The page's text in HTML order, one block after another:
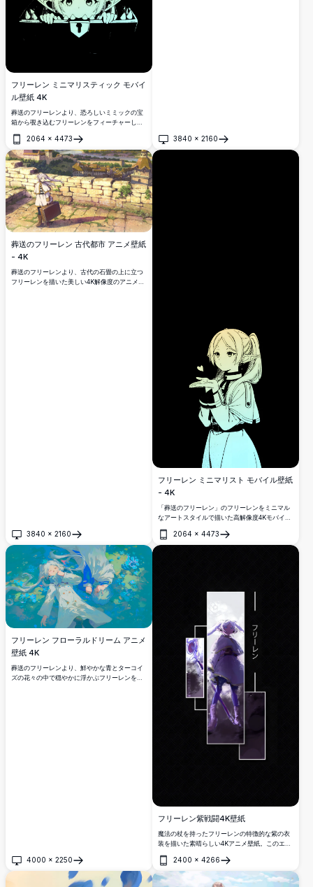
フリーレン ミニマリスティック モバイ
ル壁紙 4K
葬送のフリーレンより、恐ろしいミミックの宝
箱から覗き込むフリーレンをフィーチャーした
美しいミニマリスティック4Kモバイル壁紙。エ
ルフの魔法使いを金色のアクセントを効かせた
印象的なモノクロスタイルで描いた高解像度ア
ートワークで、悪名高い宝箱モンスターとの緊
張感とユーモアに満ちた瞬間を捉えています。
2064 × 4473
開く
3840 × 2160
開く
葬送のフリーレン 古代都市 アニメ壁紙
- 4K
葬送のフリーレンより、古代の石畳の上に立つ
フリーレンを描いた美しい4K解像度のアニメ壁
3840 × 2160
開く
フリーレン ミニマリスト モバイル壁紙
- 4K
「葬送のフリーレン」のフリーレンをミニマル
なアートスタイルで描いた高解像度4Kモバイル
壁紙。銀髪のエルフ魔法使いが、洗練された黒
背景に優しい表情で描かれ、象徴的なポニーテ
ールと衣装がエレガントにシンプルに表現され
2064 × 4473
開く
フリーレン フローラルドリーム アニメ
壁紙 4K
葬送のフリーレンより、鮮やかな青とターコイ
ズの花々の中で穏やかに浮かぶフリーレンを描
4000 × 2250
開く
フリーレン紫戦闘4K壁紙
魔法の杖を持ったフリーレンの特徴的な紫の衣
装を描いた素晴らしい4Kアニメ壁紙。このエル
度アートワークで戦闘準備を整えて立ってお
り、モバイルやデスクトップの背景に最適で
す。
2400 × 4266
開く